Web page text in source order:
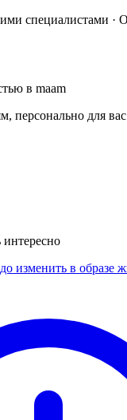
специалистами ·
в maam
персонально для вас